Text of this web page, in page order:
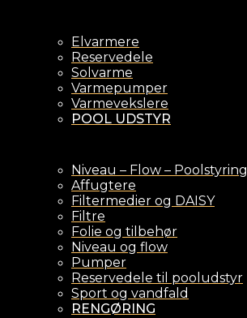
Elvarmere
Reservedele
Solvarme
Varmepumper
Varmevekslere
POOL UDSTYR
Niveau – Flow – Poolstyring
Affugtere
Filtermedier og DAISY
Filtre
Folie og tilbehør
Niveau og flow
Pumper
Reservedele til pooludstyr
Sport og vandfald
RENGØRING